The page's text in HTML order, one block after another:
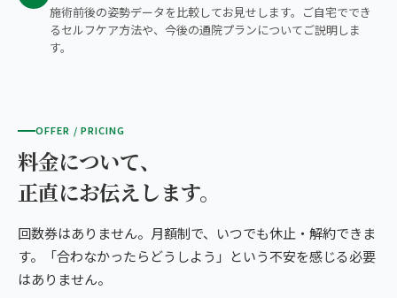
施術前後の姿勢データを比較してお見せします。ご自宅ででき
るセルフケア方法や、今後の通院プランについてご説明しま
す。
OFFER / PRICING
料金について、
正直にお伝えします。
回数券はありません。月額制で、いつでも休止・解約できま
す。「合わなかったらどうしよう」という不安を感じる必要
はありません。